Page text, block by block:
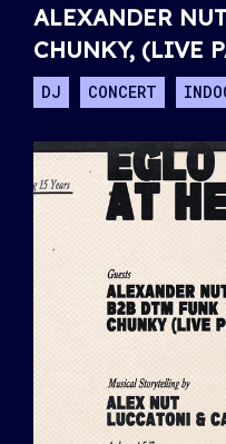
ALEXANDER
CHUNKY, (LIVE
DJ CONCERT